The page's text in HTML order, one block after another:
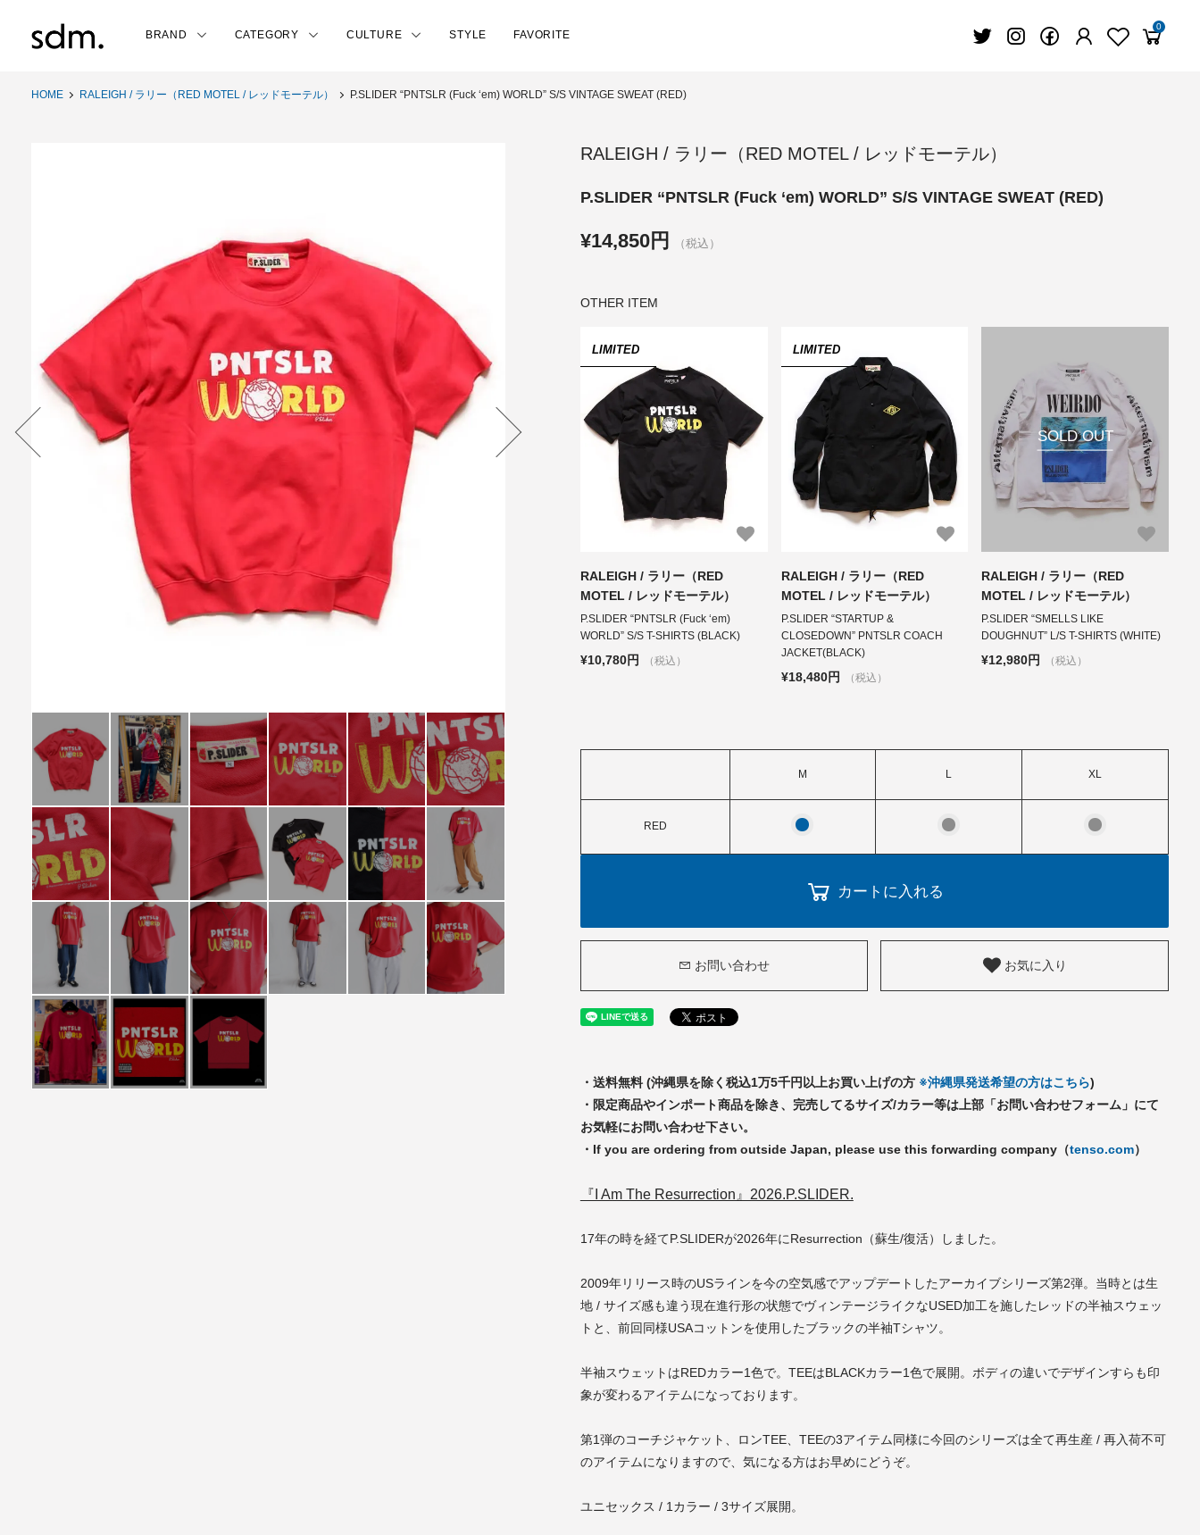
BRAND CATEGORY CULTURE STYLE FAVORITE
0
HOME RALEIGH / ラリー（RED MOTEL / レッドモーテル） P.SLIDER “PNTSLR (Fuck ‘em) WORLD” S/S VINTAGE SWEAT (RED)
RALEIGH / ラリー（RED MOTEL / レッドモーテル）
P.SLIDER “PNTSLR (Fuck ‘em) WORLD” S/S VINTAGE SWEAT (RED)
¥14,850円 （税込）
OTHER ITEM
LIMITED
RALEIGH / ラリー（RED
MOTEL / レッドモーテル）
P.SLIDER “PNTSLR (Fuck ‘em)
WORLD” S/S T-SHIRTS (BLACK)
¥10,780円 （税込）
LIMITED
RALEIGH / ラリー（RED
MOTEL / レッドモーテル）
P.SLIDER “STARTUP &
CLOSEDOWN” PNTSLR COACH
JACKET(BLACK)
¥18,480円 （税込）
SOLD OUT
RALEIGH / ラリー（RED
MOTEL / レッドモーテル）
P.SLIDER “SMELLS LIKE
DOUGHNUT” L/S T-SHIRTS (WHITE)
¥12,980円 （税込）
M L XL
RED
カートに入れる
お問い合わせ お気に入り
・送料無料 (沖縄県を除く税込1万5千円以上お買い上げの方 ※沖縄県発送希望の方はこちら)
・限定商品やインポート商品を除き、完売してるサイズ/カラー等は上部「お問い合わせフォーム」にて
お気軽にお問い合わせ下さい。
・If you are ordering from outside Japan, please use this forwarding company（tenso.com）
『I Am The Resurrection』2026.P.SLIDER.
17年の時を経てP.SLIDERが2026年にResurrection（蘇生/復活）しました。
2009年リリース時のUSラインを今の空気感でアップデートしたアーカイブシリーズ第2弾。当時とは生
地 / サイズ感も違う現在進行形の状態でヴィンテージライクなUSED加工を施したレッドの半袖スウェッ
トと、前回同様USAコットンを使用したブラックの半袖Tシャツ。
半袖スウェットはREDカラー1色で。TEEはBLACKカラー1色で展開。ボディの違いでデザインすらも印
象が変わるアイテムになっております。
第1弾のコーチジャケット、ロンTEE、TEEの3アイテム同様に今回のシリーズは全て再生産 / 再入荷不可
のアイテムになりますので、気になる方はお早めにどうぞ。
ユニセックス / 1カラー / 3サイズ展開。